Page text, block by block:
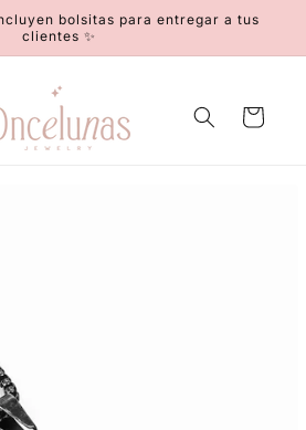
bolsitas para entregar a tus
clientes ✨
Carrito